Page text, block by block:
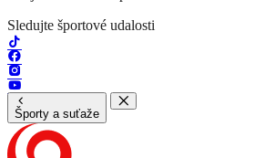
Sledujte športové udalosti
Športy a suťaže